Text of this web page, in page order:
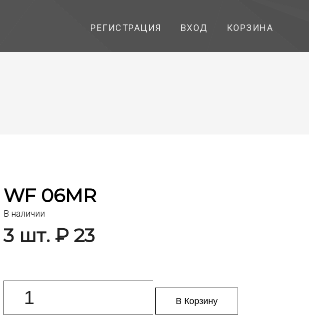
РЕГИСТРАЦИЯ ВХОД КОРЗИНА
WF 06MR
В наличии
3 шт. ₽ 23
В Корзину